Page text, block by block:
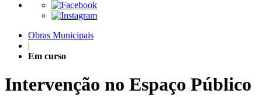
Obras Municipais
|
Em curso
Intervenção no Espaço Público